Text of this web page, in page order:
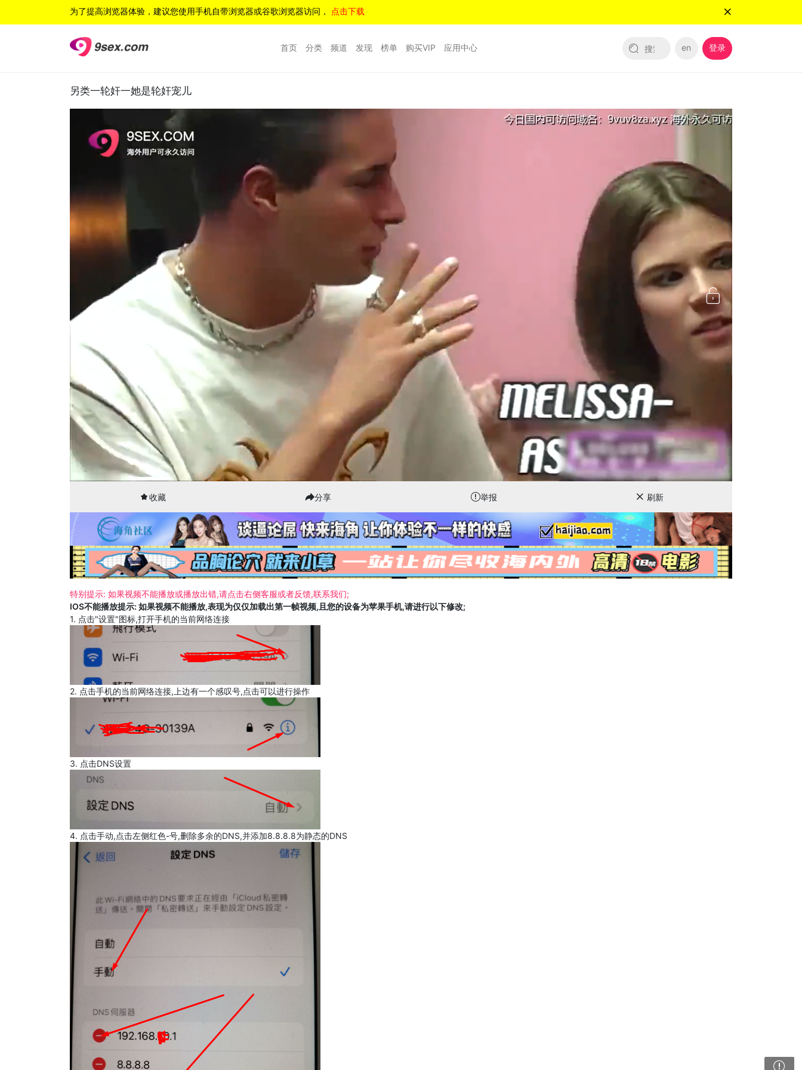
为了提高浏览器体验，建议您使用手机自带浏览器或谷歌浏览器访问， 点击下载
首页 分类 频道 发现 榜单 购买VIP 应用中心 en 登录
另类一轮奸一她是轮奸宠儿
00:08
收藏 分享 举报 刷新
特别提示: 如果视频不能播放或播放出错,请点击右侧客服或者反馈,联系我们;
IOS不能播放提示: 如果视频不能播放,表现为仅仅加载出第一帧视频,且您的设备为苹果手机,请进行以下修改;
1. 点击"设置"图标,打开手机的当前网络连接
2. 点击手机的当前网络连接,上边有一个感叹号,点击可以进行操作
3. 点击DNS设置
4. 点击手动,点击左侧红色-号,删除多余的DNS,并添加8.8.8.8为静态的DNS